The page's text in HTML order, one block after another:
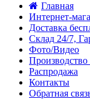
Главная
Интернет-
Доставка
Склад 24/7,
Фото/Видео
Распродажа
Контакты
Обратная